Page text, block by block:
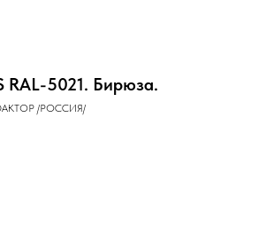
RAL-5021. Бирюза.
/РОССИЯ/